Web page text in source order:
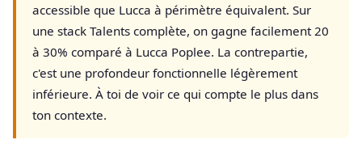
accessible que Lucca à périmètre équivalent. Sur
une stack Talents complète, on gagne facilement 20
à 30% comparé à Lucca Poplee. La contrepartie,
c'est une profondeur fonctionnelle légèrement
inférieure. À toi de voir ce qui compte le plus dans
ton contexte.